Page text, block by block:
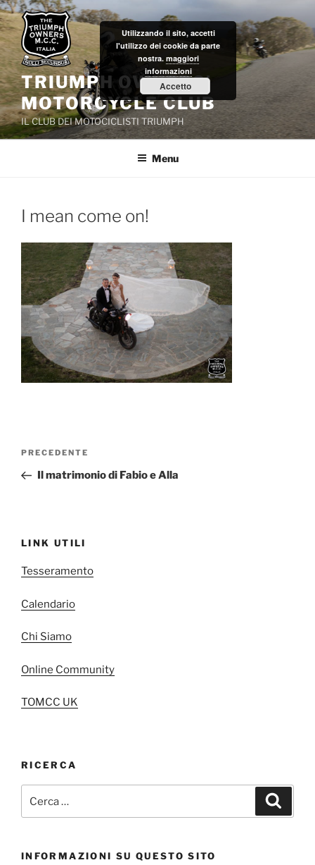
Salta
al
contenuto
TRIUMPH OWNERS'
MOTORCYCLE CLUB
IL CLUB DEI MOTOCICLISTI TRIUMPH
Menu
I mean come on!
Navigazione
Articolo
precedente:
PRECEDENTE
Il matrimonio di Fabio e Alla
LINK UTILI
Tesseramento
Calendario
Chi Siamo
Online Community
TOMCC UK
RICERCA
INFORMAZIONI SU QUESTO SITO
Utilizzando il sito, accetti
l'utilizzo dei cookie da parte
nostra. maggiori
informazioni
Accetto